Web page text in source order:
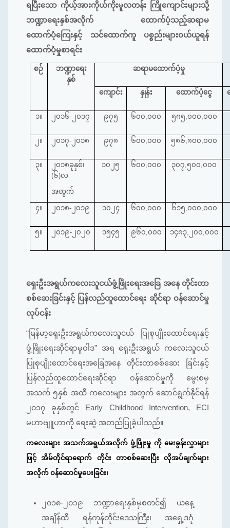
ရပြီးသော ကိုယ့်အားကိုယ်ကိုးမူလတန်း ကြိုကျောင်းများသို့
ဘဏ္ဍာရေးနှစ်အလိုက် ထောက်ပံ့သည့်ဆရာမ
ထောက်ပံ့ကြေးနှင့် သင်ထောက်ကူ ပစ္စည်းများဝယ်ယူရန်
ထောက်ပံ့မှုစာရင်း
စဉ်
ဘဏ္ဍာရေး
နှစ်
ဆရာမထောက်ပံ့မှု
ကျောင်း နှုန်း ​ထောက်ပံ့ငွေ
၁။ ၂၀၁၆- ၂၀၁၇ ၉၇၅ ၆၀၀,၀၀၀ ၅၈၅,၀၀၀,၀၀၀
၂။ ၂၀၁၇- ၂၀၁၈ ၉၇၈ ၆၀၀,၀၀၀ ၅၈၆,၈၀၀,၀၀၀
၃။
၂၀၁၈ခုနှစ်၊
(၆)လ
အတွက်
၁၀၂၅ ၆၀၀,၀၀၀ ၃၀၇,၅၀၀,၀၀၀
၄။ ၂၀၁၈- ၂၀၁၉ ၁၀၂၄ ၆၀၀,၀၀၀ ၆၁၅,၀၀၀,၀၀၀
၅။ ၂၀၁၉-၂၀၂၀ ၁၅၄၅ ၉၆၀,၀၀၀ ၁၄၈၃, ၂၀၀,၀၀၀
ရှေးဦးအရွယ်ကလေးသူငယ်ဖွံ့ဖြိုးရေးအခြေ အနေ တိုင်းတာ
စစ်ဆေးခြင်းနှင့် ပြန်လည်ထူထောင်‌ရေး ဆိုင်ရာ ဝန်ဆောင်မှု
လုပ်ငန်း
“မြန်မာ့ရှေးဦးအရွယ်ကလေးသူငယ် ပြုစုပျိုးထောင်ရေးနှင့်
ဖွံ့ဖြိုးရေးဆိုင်ရာမူဝါဒ” အရ ရှေးဦးအရွယ် ကလေးသူငယ်
ပြုစုပျိုးထောင်ရေးအခြေအနေ တိုင်းတာစစ်ဆေး ခြင်းနှင့်
ပြန်လည်ထူထောင်ရေးဆိုင်ရာ ဝန်ဆောင်မှုကို မွေးစမှ
အသက် ၅နှစ် အထိ ကလေးများ အတွက် ဆောင်ရွက်နိုင်ရန်
၂၀၁၇ ခုနှစ်တွင် Early Childhood Intervention, ECI
မဟာဗျူဟာကို ရေးဆွဲ အတည်ပြုခဲ့ပါသည်။
ကလေးများ အသက်အရွယ်အလိုက် ဖွံ့ဖြိုးမှု ကို မေးခွန်းလွှာများ
ဖြင့် အိမ်တိုင်ရာရောက် တိုင်း တာစစ်ဆေးပြီး လိုအပ်ချက်များ
အလိုက် ဝန်ဆောင်မှုပေးခြင်း၊
၂၀၁၈-၂၀၁၉ ဘဏ္ဍာရေးနှစ်မှစတင်၍ ယနေ့
အချိန်ထိ ရန်ကုန်တိုင်းဒေသကြီး၊ အရှေ့ဒဂုံ